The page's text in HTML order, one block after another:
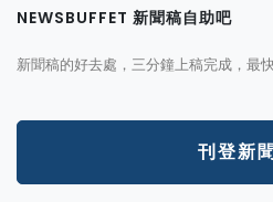
NEWSBUFFET 新聞稿自助吧
新聞稿的好去處，三分鐘上稿完成，最
刊登新